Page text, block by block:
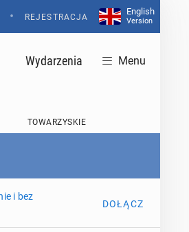
• REJESTRACJA
English
Version
Wydarzenia Menu
TOWARZYSKIE
i bez
DOŁĄCZ